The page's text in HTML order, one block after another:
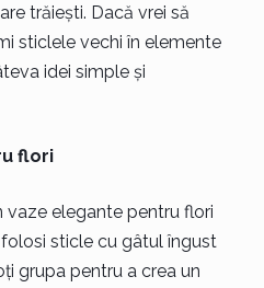
trăiești. Dacă vrei să
sticlele vechi în elemente
idei simple și
flori
vaze elegante pentru flori
sticle cu gâtul îngust
grupa pentru a crea un